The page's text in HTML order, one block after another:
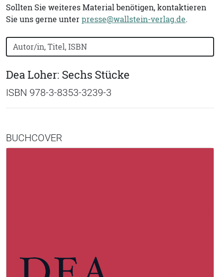
Sollten Sie weiteres Material benötigen, kontaktieren
Sie uns gerne unterpresse@wallstein-verlag.de.
Bücher nach Buchtitel, Autorennamen oder ISBN
Dea Loher: Sechs Stücke
ISBN 978-3-8353-3239-3
BUCHCOVER